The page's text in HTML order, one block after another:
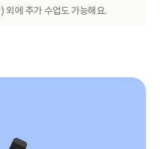
외에 추가 수업도 가능해요.